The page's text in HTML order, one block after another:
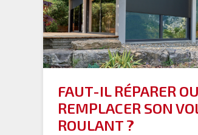
FAUT-IL RÉPARER OU
REMPLACER SON
ROULANT ?